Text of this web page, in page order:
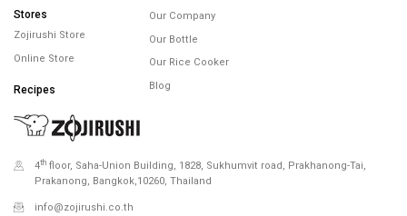
Stores
Zojirushi Store
Online Store
Recipes
Our Company
Our Bottle
Our Rice Cooker
Blog
4th floor, Saha-Union Building, 1828, Sukhumvit road, Prakhanong-Tai,
Prakanong, Bangkok,10260, Thailand
info@zojirushi.co.th